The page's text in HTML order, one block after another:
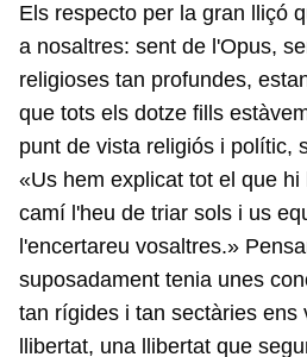
Els respecto per la gran lliçó
a nosaltres: sent de l'Opus,
religioses tan profundes,
que tots els dotze fills
punt de vista religiós i polític,
«Us hem explicat tot el que hi
camí l'heu de triar sols i us
l'encertareu vosaltres.»
suposadament tenia unes
tan rígides i tan sectàries ens
llibertat, una llibertat que